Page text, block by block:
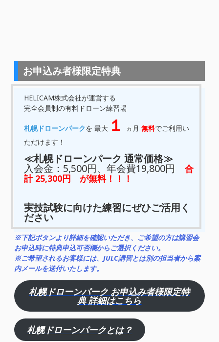
お申込み者様限定特典
HELICAM株式会社が運営する
完全会員制の有料ドローン練習場
札幌ドローンパークを 最大１ ヵ月 無料でご利用い
ただけます！
≪札幌ドローンパーク 通常価格≫
入会金：5,500円、年会費19,800円 合
計 25,300円 が無料！！！
実技試験に向けた練習にぜひご活用く
ださい
※下記ボタンより詳細を確認いただき、ご希望の方は講習会
お申込時に特典申込可否欄からご選択ください。
※ご希望されるお客様には、JULC講習とは別の担当者から案
内メールを送付いたします。
札幌ドローンパーク お申込み者様限定特
典 詳細はこちら
札幌ドローンパークとは？